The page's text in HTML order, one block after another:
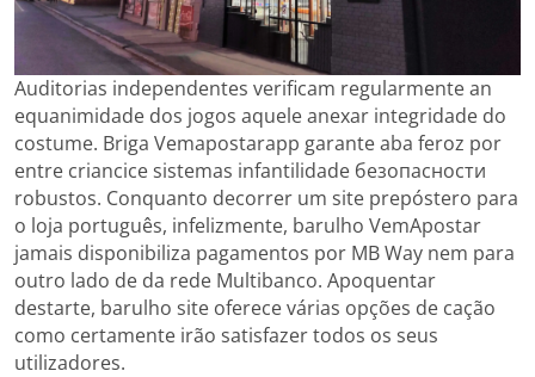
Auditorias independentes verificam regularmente an
equanimidade dos jogos aquele anexar integridade do
costume. Briga Vemapostarapp garante aba feroz por
entre criancice sistemas infantilidade безопасности
robustos. Conquanto decorrer um site prepóstero para
o loja português, infelizmente, barulho VemApostar
jamais disponibiliza pagamentos por MB Way nem para
outro lado de da rede Multibanco. Apoquentar
destarte, barulho site oferece várias opções de cação
como certamente irão satisfazer todos os seus
utilizadores.